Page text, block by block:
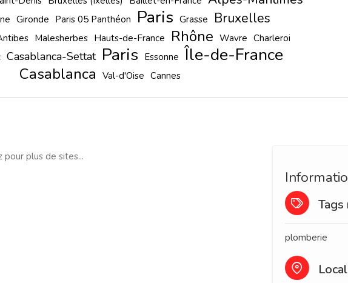
Gironde Paris 05 Panthéon Paris Grasse Bruxelles
Malesherbes Hauts-de-France Rhône Wavre Charleroi
Casablanca-Settat Paris Essonne Île-de-France
Casablanca Val-d'Oise Cannes
pour plus de sites...
Tags
plomberie